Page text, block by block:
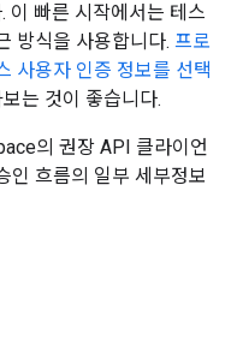
이 빠른 시작에서는 테스
방식을 사용합니다. 프로
사용자 인증 정보를 선택
는 것이 좋습니다.
의 권장 API 클라이언
인 흐름의 일부 세부정보